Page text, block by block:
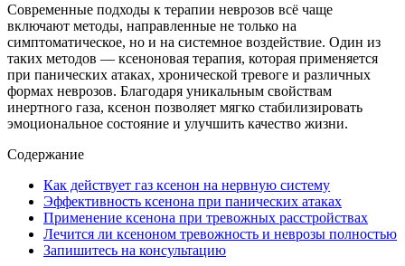
Современные подходы к терапии неврозов всё чаще
включают методы, направленные не только на
симптоматическое, но и на системное воздействие. Один из
таких методов — ксеноновая терапия, которая применяется
при панических атаках, хронической тревоге и различных
формах неврозов. Благодаря уникальным свойствам
инертного газа, ксенон позволяет мягко стабилизировать
эмоциональное состояние и улучшить качество жизни.
Содержание
Как действует газ ксенон на нервную систему
Эффективность ксенона при панических атаках
Применение ксенона при тревожных расстройствах
Лечится ли ксеноном тревожность и неврозы полностью
Запишитесь на консультацию